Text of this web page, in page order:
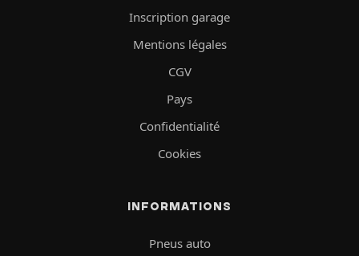
Inscription garage
Mentions légales
CGV
Pays
Confidentialité
Cookies
INFORMATIONS
Pneus auto